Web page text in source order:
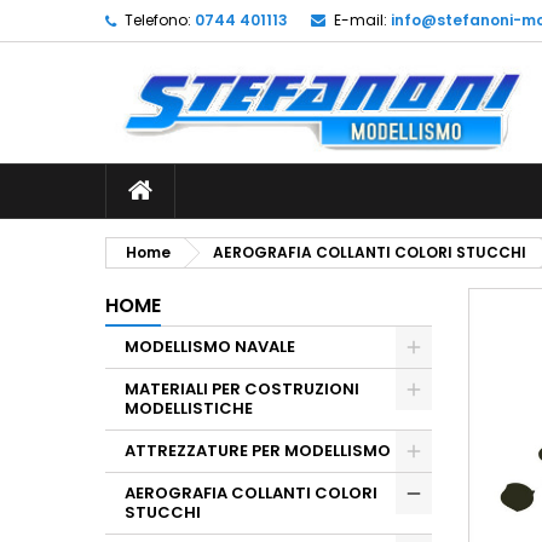
Telefono: 0744 401113 E-mail: info@stefanoni-
Home AEROGRAFIA COLLANTI COLORI STUCCHI
HOME
MODELLISMO NAVALE
MATERIALI PER COSTRUZIONI
MODELLISTICHE
ATTREZZATURE PER MODELLISMO
AEROGRAFIA COLLANTI COLORI
STUCCHI